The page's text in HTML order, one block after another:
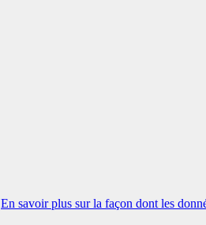
En savoir plus sur la façon dont les